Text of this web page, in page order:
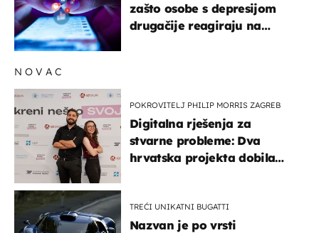
zašto osobe s depresijom
drugačije reagiraju na
NOVAC
POKROVITELJ PHILIP MORRIS ZAGREB
Digitalna rješenja za
stvarne probleme: Dva
hrvatska projekta dobila
TREĆI UNIKATNI BUGATTI
Nazvan je po vrsti